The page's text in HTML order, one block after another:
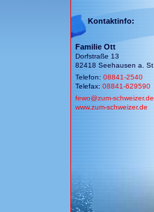
Kontaktinfo:
Familie Ott
Dorfstraße 13
82418 Seehausen a. St.
Telefon:08841-2540
Telefax:08841-629590
fewo@zum-schweizer.de
www.zum-schweizer.de